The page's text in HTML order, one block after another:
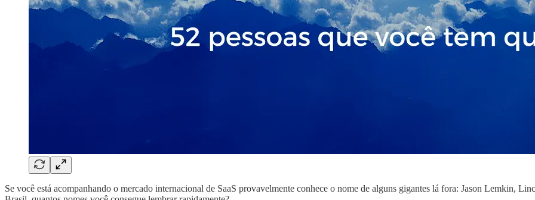
Se você está acompanhando o mercado internacional de SaaS provavelmente conhece o nome de alguns gigantes lá fora: Jason Lemkin,